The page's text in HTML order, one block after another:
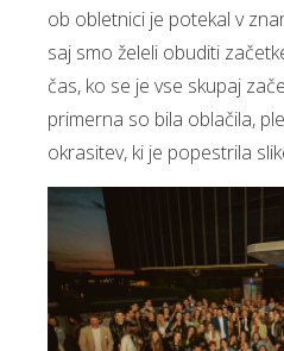
ob obletnici je potekal v
saj smo želeli obuditi
čas, ko se je vse skupaj
primerna so bila oblačila,
okrasitev, ki je popestrila